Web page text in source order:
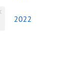
2022